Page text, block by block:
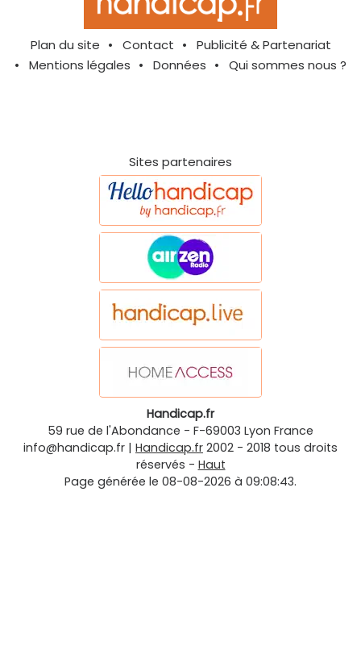
Plan du site Contact
Publicité & Partenariat
Mentions légales
Données Qui sommes nous ?
Sites partenaires
Handicap.fr
59 rue de l'Abondance - F-69003 Lyon France
info@handicap.fr | Handicap.fr 2002 - 2018 tous droits
réservés - Haut
Page générée le 08-08-2026 à 09:08:43.